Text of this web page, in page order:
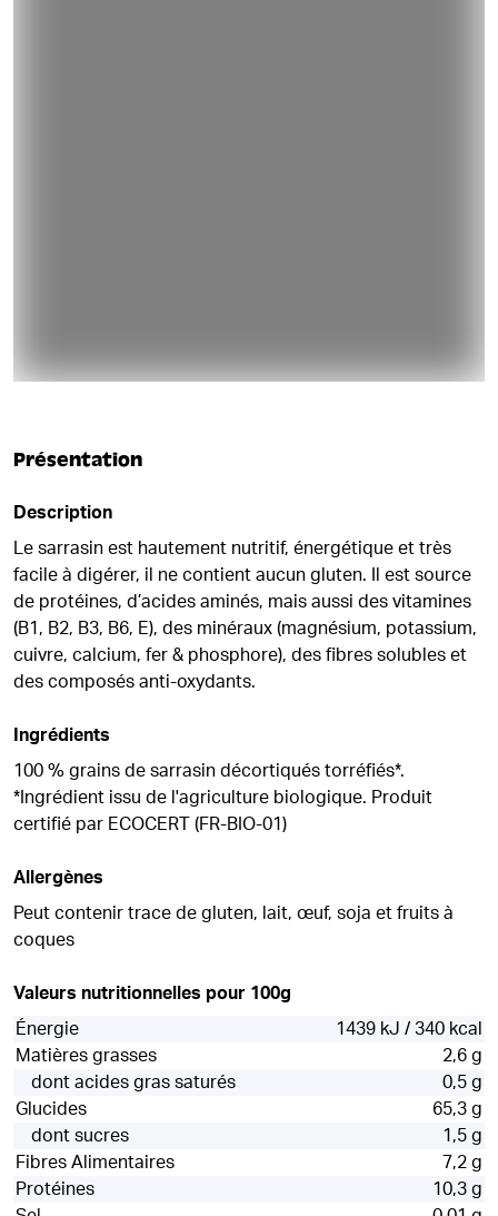
Présentation
Description
Le sarrasin est hautement nutritif, énergétique et très
facile à digérer, il ne contient aucun gluten. Il est source
de protéines, d’acides aminés, mais aussi des vitamines
(B1, B2, B3, B6, E), des minéraux (magnésium, potassium,
cuivre, calcium, fer & phosphore), des fibres solubles et
des composés anti-oxydants.
Ingrédients
100 % grains de sarrasin décortiqués torréfiés*.
*Ingrédient issu de l'agriculture biologique. Produit
certifié par ECOCERT (FR-BIO-01)
Allergènes
Peut contenir trace de gluten, lait, œuf, soja et fruits à
coques
Valeurs nutritionnelles pour 100g
Énergie
1439 kJ / 340 kcal
Matières grasses
2,6 g
dont acides gras saturés
0,5 g
Glucides
65,3 g
dont sucres
1,5 g
Fibres Alimentaires
7,2 g
Protéines
10,3 g